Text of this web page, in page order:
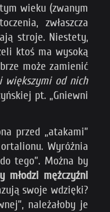
wieku (zwanym
zwłaszcza
stroje. Niestety,
ktoś ma wysoką
może zamienić
większymi od nich
pt. „Gniewni
przed „atakami”
Wyróżnia
tego”. Można by
młodzi mężczyźni
swoje wdzięki?
należałoby je